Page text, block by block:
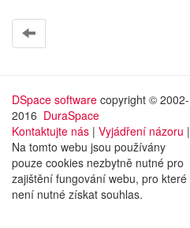
DSpace software copyright © 2002-
2016 DuraSpace
Kontaktujte nás | Vyjádření názoru |
Na tomto webu jsou používány
pouze cookies nezbytně nutné pro
zajištění fungování webu, pro které
není nutné získat souhlas.